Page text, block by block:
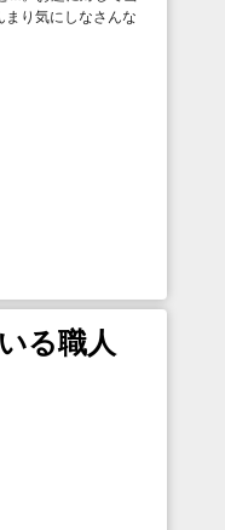
り気にしなさんな
る職人